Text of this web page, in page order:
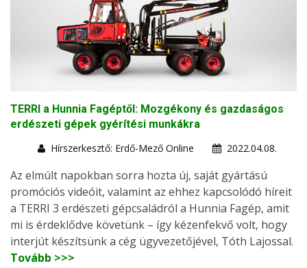
TERRI a Hunnia Fagéptől: Mozgékony és gazdaságos
erdészeti gépek gyérítési munkákra
Hírszerkesztő: Erdő-Mező Online
2022.04.08.
Az elmúlt napokban sorra hozta új, saját gyártású
promóciós videóit, valamint az ehhez kapcsolódó híreit
a TERRI 3 erdészeti gépcsaládról a Hunnia Fagép, amit
mi is érdeklődve követünk – így kézenfekvő volt, hogy
interjút készítsünk a cég ügyvezetőjével, Tóth Lajossal.
Tovább >>>